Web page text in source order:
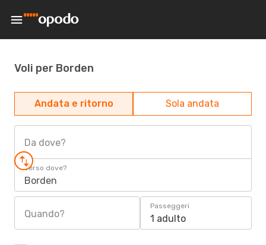
Voli per Borden
Andata e ritorno Sola andata
Da dove?
Verso dove?
Borden
Quando?
Passeggeri
1 adulto